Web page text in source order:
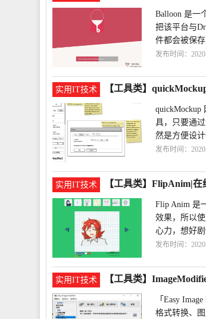
Balloon 是一
把该平台与
件都会被保
发布时间：
实用IT技术 【工具类】
具，只要通
然是方便设
发布时间：
实用IT技术 【工具类】FlipAnim|
Flip Anim 是
效果，所以
心力，想好
发布时间：
实用IT技术 【工具类】
「Easy
格式转换、